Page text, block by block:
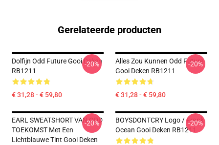
Gerelateerde producten
Dolfijn Odd Future Gooi Deken
RB1211
€ 31,28 - € 59,80
-20%
Alles Zou Kunnen Odd Future
Gooi Deken RB1211
€ 31,28 - € 59,80
-20%
EARL SWEATSHORT VAN ODD
TOEKOMST Met Een
Lichtblauwe Tint Gooi Deken
-20%
BOYSDONTCRY Logo / Frank
Ocean Gooi Deken RB1211
-20%